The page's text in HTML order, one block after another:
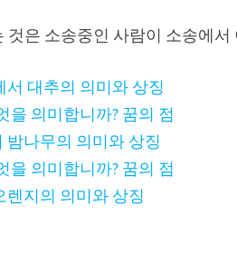
것은 소송중인 사람이 소송에
서 대추의 의미와 상징
을 의미합니까? 꿈의 점
밤나무의 의미와 상징
을 의미합니까? 꿈의 점
렌지의 의미와 상징